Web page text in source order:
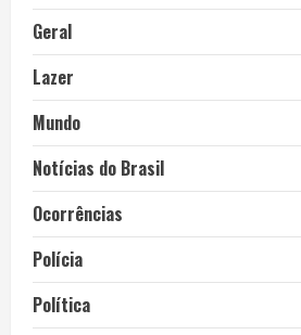
Geral
Lazer
Mundo
Notícias do Brasil
Ocorrências
Polícia
Política